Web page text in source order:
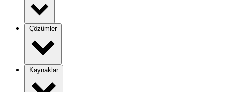
Çözümler
Kaynaklar